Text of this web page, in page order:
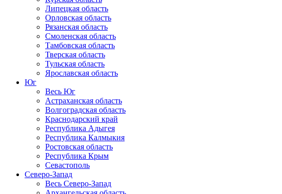
Липецкая область
Орловская область
Рязанская область
Смоленская область
Тамбовская область
Тверская область
Тульская область
Ярославская область
Юг
Весь Юг
Астраханская область
Волгоградская область
Краснодарский край
Республика Адыгея
Республика Калмыкия
Ростовская область
Республика Крым
Севастополь
Северо-Запад
Весь Северо-Запад